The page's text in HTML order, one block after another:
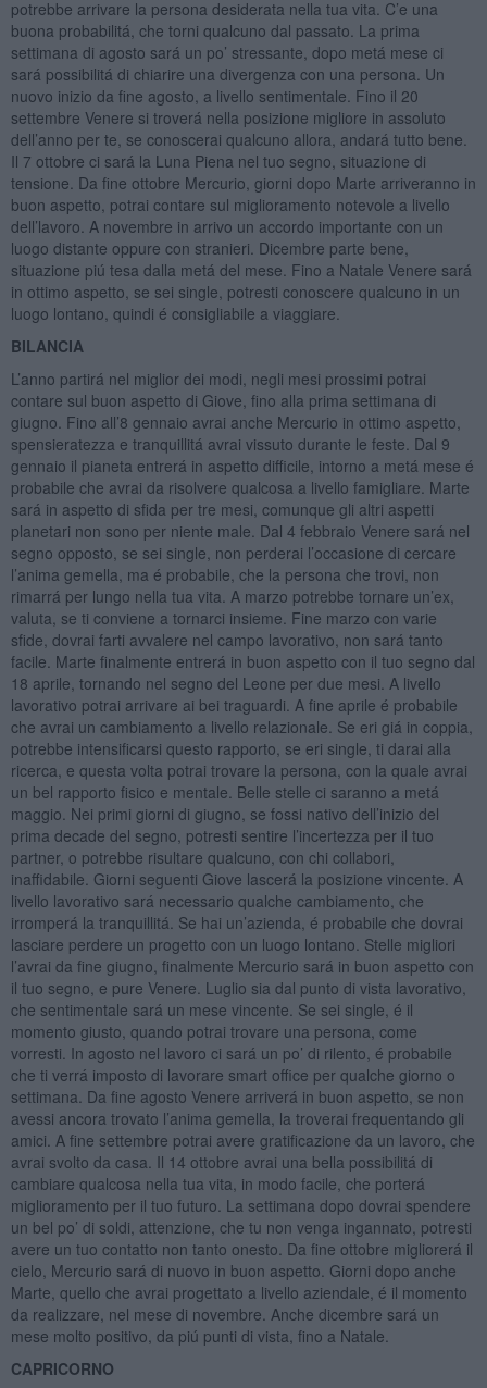
potrebbe arrivare la persona desiderata nella tua vita. C’e una
buona probabilitá, che torni qualcuno dal passato. La prima
settimana di agosto sará un po’ stressante, dopo metá mese ci
sará possibilitá di chiarire una divergenza con una persona. Un
nuovo inizio da fine agosto, a livello sentimentale. Fino il 20
settembre Venere si troverá nella posizione migliore in assoluto
dell’anno per te, se conoscerai qualcuno allora, andará tutto bene.
Il 7 ottobre ci sará la Luna Piena nel tuo segno, situazione di
tensione. Da fine ottobre Mercurio, giorni dopo Marte arriveranno in
buon aspetto, potrai contare sul miglioramento notevole a livello
dell’lavoro. A novembre in arrivo un accordo importante con un
luogo distante oppure con stranieri. Dicembre parte bene,
situazione piú tesa dalla metá del mese. Fino a Natale Venere sará
in ottimo aspetto, se sei single, potresti conoscere qualcuno in un
luogo lontano, quindi é consigliabile a viaggiare.
BILANCIA
L’anno partirá nel miglior dei modi, negli mesi prossimi potrai
contare sul buon aspetto di Giove, fino alla prima settimana di
giugno. Fino all’8 gennaio avrai anche Mercurio in ottimo aspetto,
spensieratezza e tranquillitá avrai vissuto durante le feste. Dal 9
gennaio il pianeta entrerá in aspetto difficile, intorno a metá mese é
probabile che avrai da risolvere qualcosa a livello famigliare. Marte
sará in aspetto di sfida per tre mesi, comunque gli altri aspetti
planetari non sono per niente male. Dal 4 febbraio Venere sará nel
segno opposto, se sei single, non perderai l’occasione di cercare
l’anima gemella, ma é probabile, che la persona che trovi, non
rimarrá per lungo nella tua vita. A marzo potrebbe tornare un’ex,
valuta, se ti conviene a tornarci insieme. Fine marzo con varie
sfide, dovrai farti avvalere nel campo lavorativo, non sará tanto
facile. Marte finalmente entrerá in buon aspetto con il tuo segno dal
18 aprile, tornando nel segno del Leone per due mesi. A livello
lavorativo potrai arrivare ai bei traguardi. A fine aprile é probabile
che avrai un cambiamento a livello relazionale. Se eri giá in coppia,
potrebbe intensificarsi questo rapporto, se eri single, ti darai alla
ricerca, e questa volta potrai trovare la persona, con la quale avrai
un bel rapporto fisico e mentale. Belle stelle ci saranno a metá
maggio. Nei primi giorni di giugno, se fossi nativo dell’inizio del
prima decade del segno, potresti sentire l’incertezza per il tuo
partner, o potrebbe risultare qualcuno, con chi collabori,
inaffidabile. Giorni seguenti Giove lascerá la posizione vincente. A
livello lavorativo sará necessario qualche cambiamento, che
irromperá la tranquillitá. Se hai un’azienda, é probabile che dovrai
lasciare perdere un progetto con un luogo lontano. Stelle migliori
l’avrai da fine giugno, finalmente Mercurio sará in buon aspetto con
il tuo segno, e pure Venere. Luglio sia dal punto di vista lavorativo,
che sentimentale sará un mese vincente. Se sei single, é il
momento giusto, quando potrai trovare una persona, come
vorresti. In agosto nel lavoro ci sará un po’ di rilento, é probabile
che ti verrá imposto di lavorare smart office per qualche giorno o
settimana. Da fine agosto Venere arriverá in buon aspetto, se non
avessi ancora trovato l’anima gemella, la troverai frequentando gli
amici. A fine settembre potrai avere gratificazione da un lavoro, che
avrai svolto da casa. Il 14 ottobre avrai una bella possibilitá di
cambiare qualcosa nella tua vita, in modo facile, che porterá
miglioramento per il tuo futuro. La settimana dopo dovrai spendere
un bel po’ di soldi, attenzione, che tu non venga ingannato, potresti
avere un tuo contatto non tanto onesto. Da fine ottobre migliorerá il
cielo, Mercurio sará di nuovo in buon aspetto. Giorni dopo anche
Marte, quello che avrai progettato a livello aziendale, é il momento
da realizzare, nel mese di novembre. Anche dicembre sará un
mese molto positivo, da piú punti di vista, fino a Natale.
CAPRICORNO